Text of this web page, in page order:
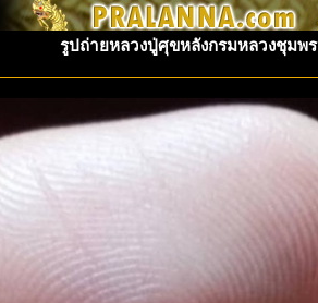
รูปถ่ายหลวงปู่ศุขหลังกรมหลวงชุมพร